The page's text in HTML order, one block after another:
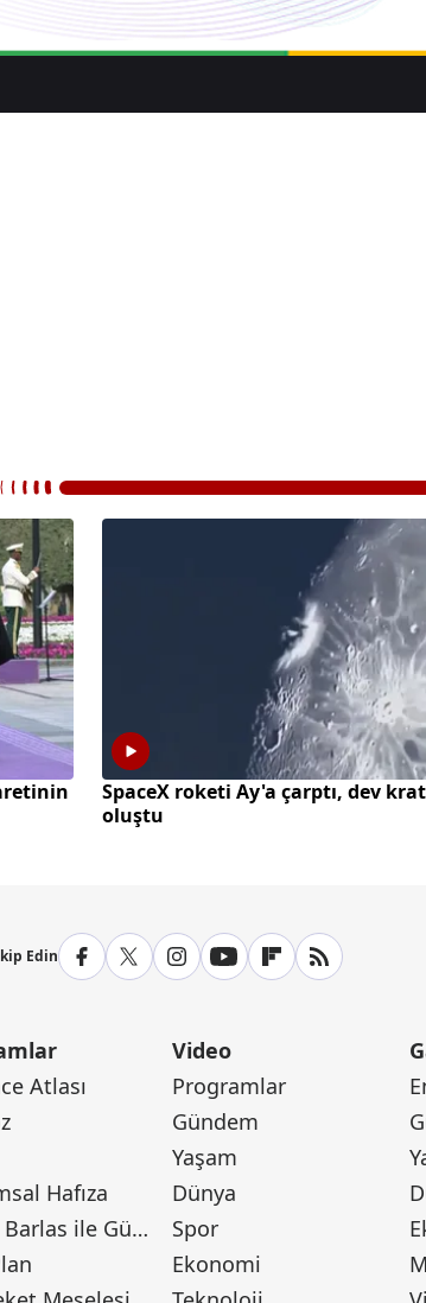
SpaceX roketi Ay'a çarptı, dev
oluştu
Edin
Atlası
Hafıza
Canan Barlas ile Gündem
Video
Programlar
Gündem
Yaşam
Dünya
Spor
Ekonomi